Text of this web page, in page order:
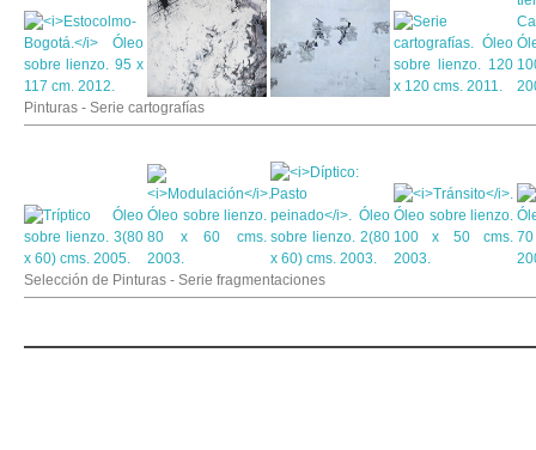
Pinturas - Serie cartografías
Selección de Pinturas - Serie fragmentaciones